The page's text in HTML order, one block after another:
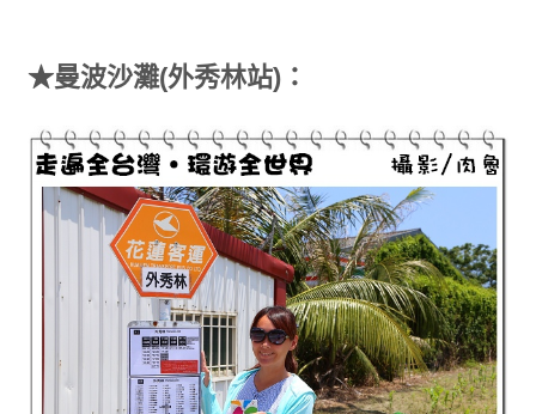
★曼波沙灘(外秀林站)：